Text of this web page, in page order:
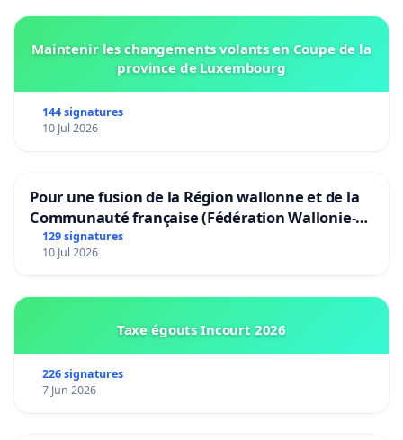
Maintenir les changements volants en Coupe de la
province de Luxembourg
144 signatures
10 Jul 2026
Pour une fusion de la Région wallonne et de la
Communauté française (Fédération Wallonie-
Bruxelles)
129 signatures
10 Jul 2026
Taxe égouts Incourt 2026
226 signatures
7 Jun 2026